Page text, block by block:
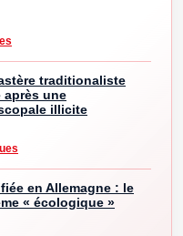
traditionaliste
après une
illicite
en Allemagne : le
« écologique »